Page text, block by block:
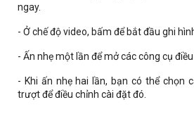
ngay.
- Ở chế độ video, bấm để bắt đầu ghi
- Ấn nhẹ một lần để mở các công cụ
- Khi ấn nhẹ hai lần, bạn có thể chọn
trượt để điều chỉnh cài đặt đó.